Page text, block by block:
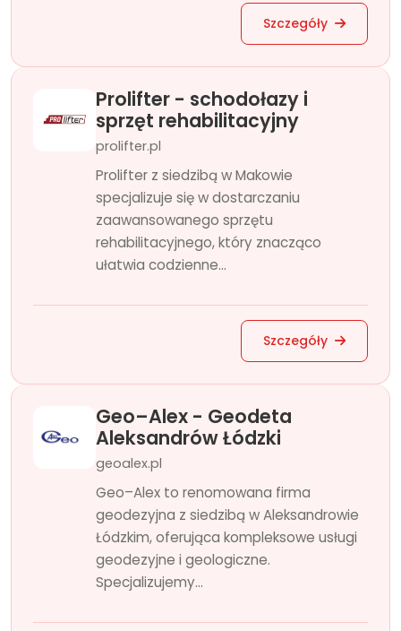
Szczegóły
Prolifter - schodołazy i
sprzęt rehabilitacyjny
prolifter.pl
Prolifter z siedzibą w Makowie
specjalizuje się w dostarczaniu
zaawansowanego sprzętu
rehabilitacyjnego, który znacząco
ułatwia codzienne...
Szczegóły
Geo–Alex - Geodeta
Aleksandrów Łódzki
geoalex.pl
Geo–Alex to renomowana firma
geodezyjna z siedzibą w Aleksandrowie
Łódzkim, oferująca kompleksowe usługi
geodezyjne i geologiczne.
Specjalizujemy...